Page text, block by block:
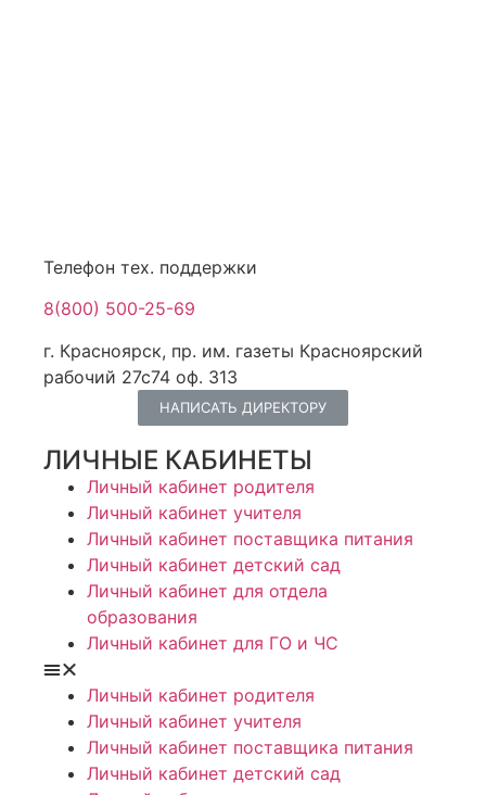
Телефон тех. поддержки
8(800) 500-25-69
г. Красноярск, пр. им. газеты Красноярский
рабочий 27с74 оф. 313
НАПИСАТЬ ДИРЕКТОРУ
ЛИЧНЫЕ КАБИНЕТЫ
Личный кабинет родителя
Личный кабинет учителя
Личный кабинет поставщика питания
Личный кабинет детский сад
Личный кабинет для отдела
образования
Личный кабинет для ГО и ЧС
Личный кабинет родителя
Личный кабинет учителя
Личный кабинет поставщика питания
Личный кабинет детский сад